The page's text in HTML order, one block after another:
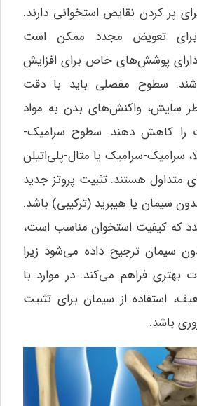
پر کردن نقایص استخوانی دارند.
برای تعویض مجدد ممکن است
دارای پوشش‌های خاص برای افزایش
سطوح مفصلی باید با دقت
سایش، واکنش‌های بدن به مواد
را کاهش دهند. سطوح سرامیک-
سرامیک-سرامیک یا متال-پلی‌اتیلن
متداول هستند. تثبیت پروتز جدید
سیمان یا هیبرید (ترکیبی) باشد.
که کیفیت استخوان مناسب است،
سیمان ترجیح داده می‌شود زیرا
بهتری فراهم می‌کند. در موارد با
استفاده از سیمان برای تثبیت
باشد.